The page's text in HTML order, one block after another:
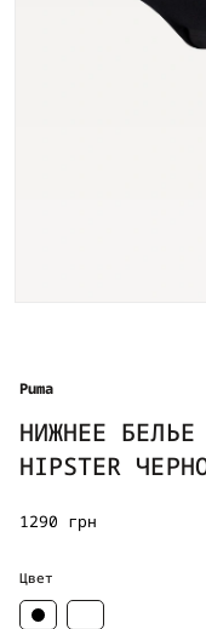
Puma
НИЖНЕЕ БЕЛЬЕ
HIPSTER
1290 грн
Цвет